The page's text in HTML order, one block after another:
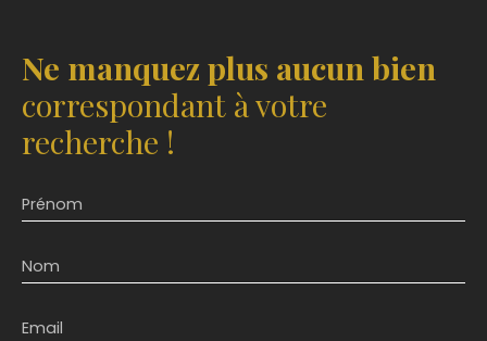
Ne manquez plus aucun bien
correspondant à votre
recherche !
Prénom
Nom
Email